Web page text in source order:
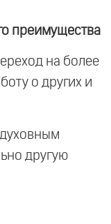
преимущества
на более
о других и
другую